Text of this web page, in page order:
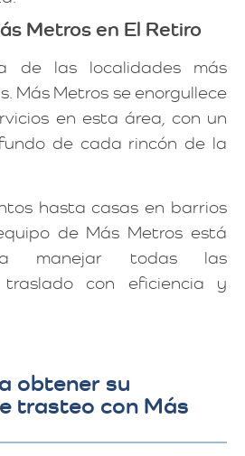
Metros en El Retiro
de las localidades más
Más Metros se enorgullece
en esta área, con un
de cada rincón de la
hasta casas en barrios
de Más Metros está
manejar todas las
traslado con eficiencia y
obtener su
trasteo con Más